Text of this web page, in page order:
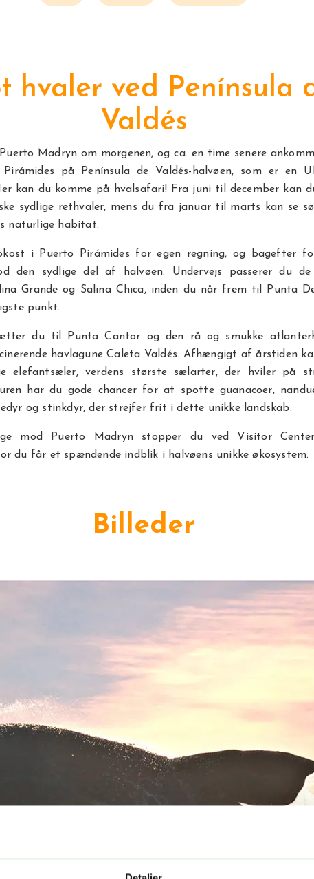
hvaler ved Península
Valdés
Madryn om morgenen, og ca. en time senere
på Península de Valdés-halvøen, som er en
kan du komme på hvalsafari! Fra juni til december kan
sydlige rethvaler, mens du fra januar til marts kan se
naturlige habitat.
i Puerto Pirámides for egen regning, og bagefter
den sydlige del af halvøen. Undervejs passerer du de
Grande og Salina Chica, inden du når frem til Punta
punkt.
du til Punta Cantor og den rå og smukke
havlagune Caleta Valdés. Afhængigt af årstiden
elefantsæler, verdens største sælarter, der hviler på
har du gode chancer for at spotte guanacoer,
og stinkdyr, der strejfer frit i dette unikke landskab.
mod Puerto Madryn stopper du ved Visitor
du får et spændende indblik i halvøens unikke økosystem.
Billeder